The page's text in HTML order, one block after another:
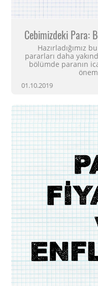
Cebimizdeki Para:
Hazırladığımız
pararları daha
bölümde paranın
01.10.2019